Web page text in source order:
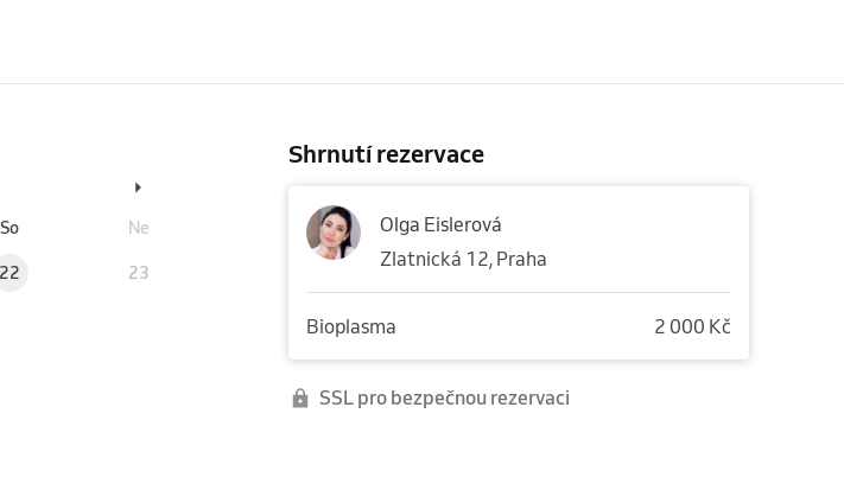
So Ne
22 23
Shrnutí rezervace
Olga Eislerová
Zlatnická 12, Praha
Bioplasma 2 000 Kč
SSL pro bezpečnou rezervaci